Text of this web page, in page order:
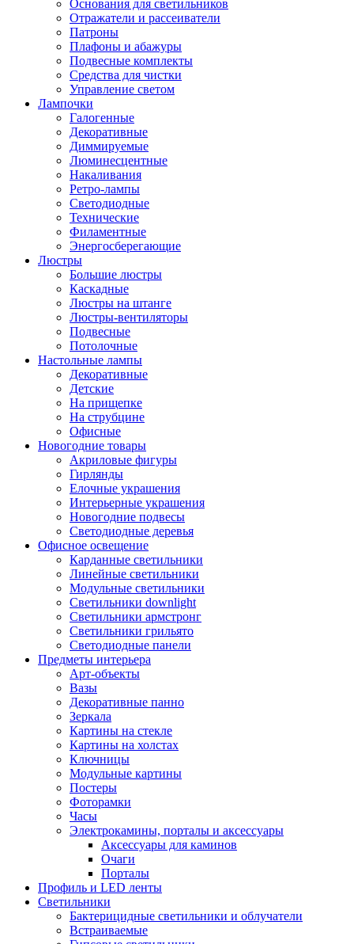
Основания для светильников
Отражатели и рассеиватели
Патроны
Плафоны и абажуры
Подвесные комплекты
Средства для чистки
Управление светом
Лампочки
Галогенные
Декоративные
Диммируемые
Люминесцентные
Накаливания
Ретро-лампы
Светодиодные
Технические
Филаментные
Энергосберегающие
Люстры
Большие люстры
Каскадные
Люстры на штанге
Люстры-вентиляторы
Подвесные
Потолочные
Настольные лампы
Декоративные
Детские
На прищепке
На струбцине
Офисные
Новогодние товары
Акриловые фигуры
Гирлянды
Елочные украшения
Интерьерные украшения
Новогодние подвесы
Светодиодные деревья
Офисное освещение
Карданные светильники
Линейные светильники
Модульные светильники
Светильники downlight
Светильники армстронг
Светильники грильято
Светодиодные панели
Предметы интерьера
Арт-объекты
Вазы
Декоративные панно
Зеркала
Картины на стекле
Картины на холстах
Ключницы
Модульные картины
Постеры
Фоторамки
Часы
Электрокамины, порталы и аксессуары
Аксессуары для каминов
Очаги
Порталы
Профиль и LED ленты
Светильники
Бактерицидные светильники и облучатели
Встраиваемые